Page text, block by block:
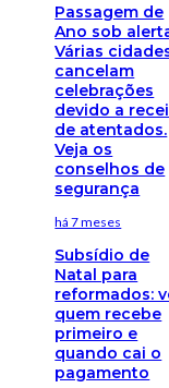
Passagem de
Ano sob
Várias
cancelam
celebrações
devido a
de atentados.
Veja os
conselhos de
segurança
há 7 meses
Subsídio de
Natal para
reformados:
quem recebe
primeiro e
quando cai o
pagamento